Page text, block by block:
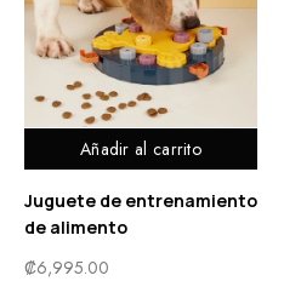
Añadir al carrito
Juguete de entrenamiento
de alimento
₡6,995.00